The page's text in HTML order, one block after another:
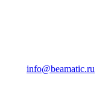
info@beamatic.ru